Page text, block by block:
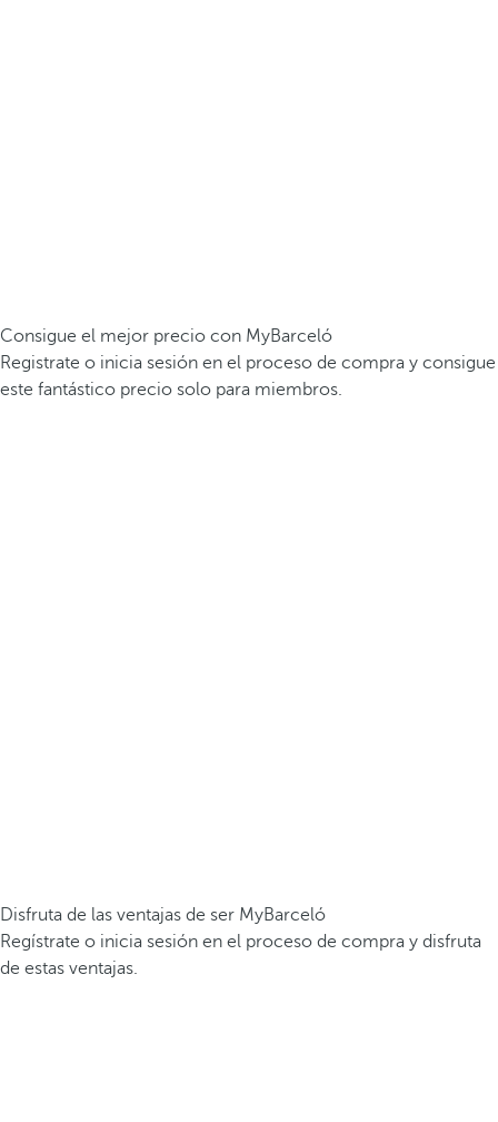
Consigue el mejor precio con MyBarceló
Registrate o inicia sesión en el proceso de compra y consigue
este fantástico precio solo para miembros.
Disfruta de las ventajas de ser MyBarceló
Regístrate o inicia sesión en el proceso de compra y disfruta
de estas ventajas.